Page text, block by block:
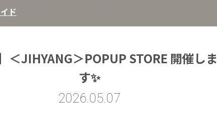
ド
＜JIHYANG＞POPUP STORE 開催しま
す✨
2026.05.07